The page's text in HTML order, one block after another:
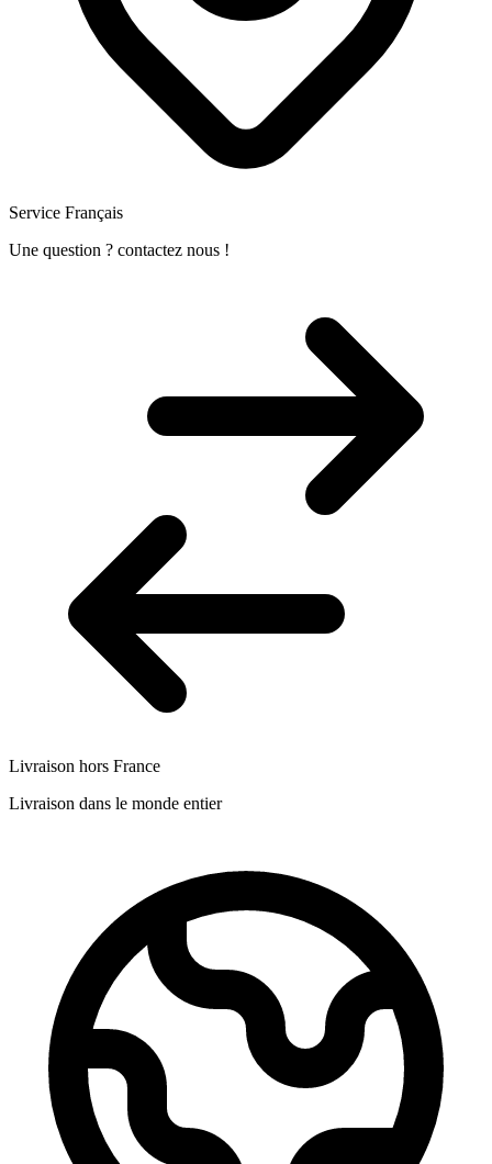
Service Français
Une question ? contactez nous !
Livraison hors France
Livraison dans le monde entier